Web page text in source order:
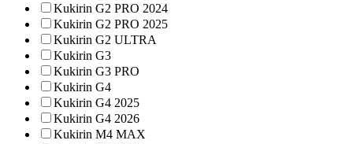
Kukirin G2 PRO 2024
Kukirin G2 PRO 2025
Kukirin G2 ULTRA
Kukirin G3
Kukirin G3 PRO
Kukirin G4
Kukirin G4 2025
Kukirin G4 2026
Kukirin M4 MAX